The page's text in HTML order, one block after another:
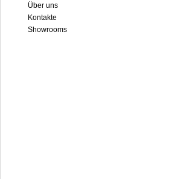
Über uns
Kontakte
Showrooms